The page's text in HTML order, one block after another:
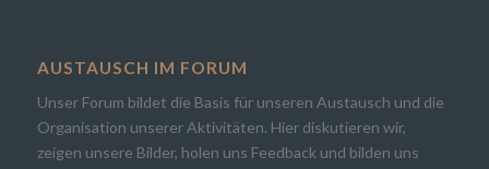
AUSTAUSCH IM FORUM
Unser Forum bildet die Basis für unseren Austausch und die
Organisation unserer Aktivitäten. Hier diskutieren wir,
zeigen unsere Bilder, holen uns Feedback und bilden uns